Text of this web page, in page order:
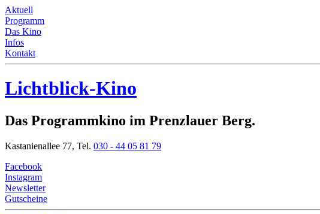
Aktuell
Programm
Das Kino
Infos
Kontakt
Lichtblick-Kino
Das Programmkino im Prenzlauer Berg.
Kastanienallee 77, Tel. 030 - 44 05 81 79
Facebook
Instagram
Newsletter
Gutscheine